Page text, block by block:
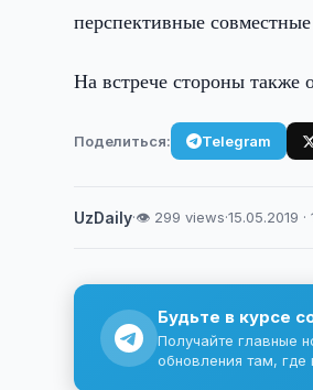
перспективные
На встрече стороны также
Поделиться: Telegram
UzDaily·👁 299 views·15.05.2019 ·
Будьте в курсе
Получайте главные
обновления там, где